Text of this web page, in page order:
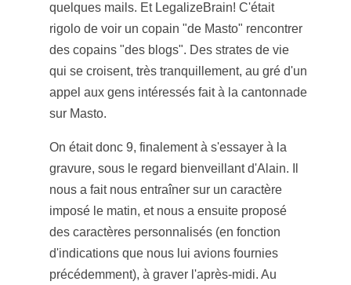
quelques mails. Et LegalizeBrain! C'était
rigolo de voir un copain "de Masto" rencontrer
des copains "des blogs". Des strates de vie
qui se croisent, très tranquillement, au gré d'un
appel aux gens intéressés fait à la cantonnade
sur Masto.
On était donc 9, finalement à s'essayer à la
gravure, sous le regard bienveillant d'Alain. Il
nous a fait nous entraîner sur un caractère
imposé le matin, et nous a ensuite proposé
des caractères personnalisés (en fonction
d'indications que nous lui avions fournies
précédemment), à graver l'après-midi. Au